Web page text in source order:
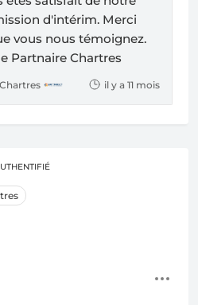
d'intérim. Merci
vous nous témoignez.
Partnaire Chartres
il y a 11 mois